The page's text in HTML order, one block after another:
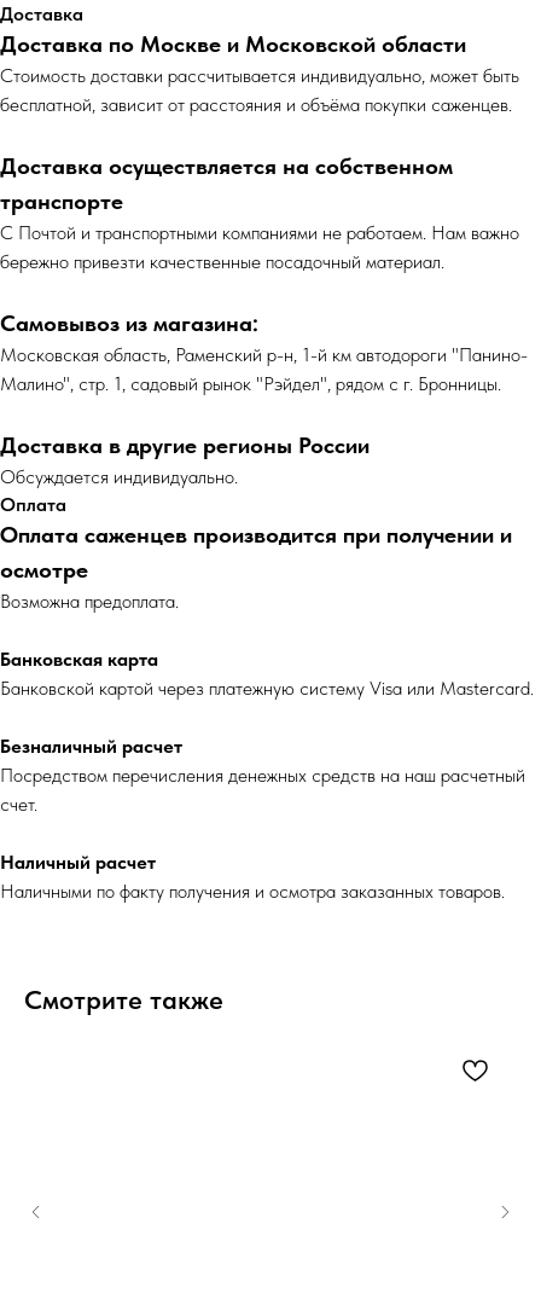
Доставка
Доставка по Москве и Московской области
Cтоимость доставки рассчитывается индивидуально, может быть
бесплатной, зависит от расстояния и объёма покупки саженцев.
Доставка осуществляется на собственном
транспорте
С Почтой и транспортными компаниями не работаем. Нам важно
бережно привезти качественные посадочный материал.
Самовывоз из магазина:
Московская область, Раменский р-н, 1-й км автодороги "Панино-
Малино", стр. 1, садовый рынок "Рэйдел", рядом с г. Бронницы.
Доставка в другие регионы России
Обсуждается индивидуально.
Оплата
Оплата саженцев производится при получении и
осмотре
Возможна предоплата.
Банковская карта
Банковской картой через платежную систему Visa или Mastercard.
Безналичный расчет
Посредством перечисления денежных средств на наш расчетный
счет.
Наличный расчет
Наличными по факту получения и осмотра заказанных товаров.
Смотрите также